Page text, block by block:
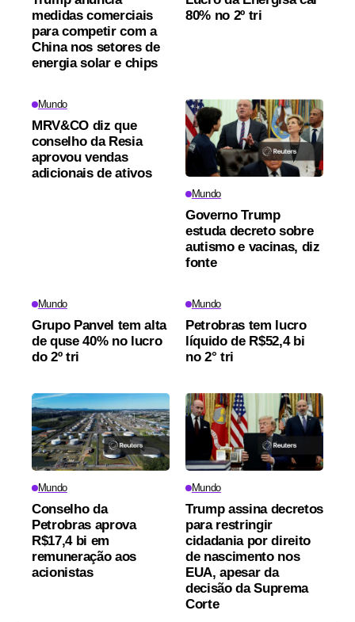
medidas comerciais
para competir com a
China nos setores de
energia solar e chips
80% no 2º tri
Mundo
MRV&CO diz que
conselho da Resia
aprovou vendas
adicionais de ativos
Mundo
Governo Trump
estuda decreto sobre
autismo e vacinas, diz
fonte
Mundo
Grupo Panvel tem alta
de quse 40% no lucro
do 2º tri
Mundo
Petrobras tem lucro
líquido de R$52,4 bi
no 2° tri
Mundo
Conselho da
Petrobras aprova
R$17,4 bi em
remuneração aos
acionistas
Mundo
Trump assina decretos
para restringir
cidadania por direito
de nascimento nos
EUA, apesar da
decisão da Suprema
Corte